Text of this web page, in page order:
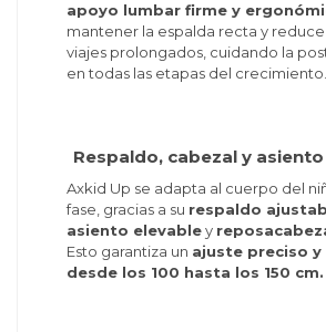
apoyo lumbar firme y
mantener la espalda recta y
viajes prolongados, cuidando la
en todas las etapas del crecimiento.
Respaldo, cabezal y
Axkid Up se adapta al cuerpo del
fase, gracias a su respaldo
asiento elevabley
Esto garantiza un ajuste preciso y
desde los 100 hasta los 150 cm.